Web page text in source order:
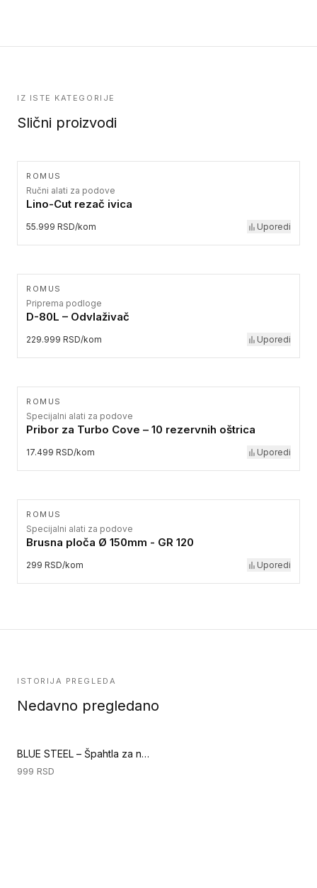
IZ ISTE KATEGORIJE
Slični proizvodi
ROMUS
Ručni alati za podove
Lino-Cut rezač ivica
55.999 RSD/kom Uporedi
ROMUS
Priprema podloge
D-80L – Odvlaživač
229.999 RSD/kom Uporedi
ROMUS
Specijalni alati za podove
Pribor za Turbo Cove – 10 rezervnih oštrica
17.499 RSD/kom Uporedi
ROMUS
Specijalni alati za podove
Brusna ploča Ø 150mm - GR 120
299 RSD/kom Uporedi
ISTORIJA PREGLEDA
Nedavno pregledano
BLUE STEEL – Špahtla za nanošenje lepka - B12 - 250mm (Ručni alati za podove)
999 RSD